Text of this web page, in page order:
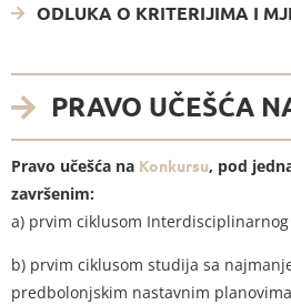
ODLUKA O KRITERIJIMA I
PRAVO UČEŠĆA
Pravo učešća na Konkursu, pod
završenim:
a) prvim ciklusom
b) prvim ciklusom studija sa
predbolonjskim nastavnim